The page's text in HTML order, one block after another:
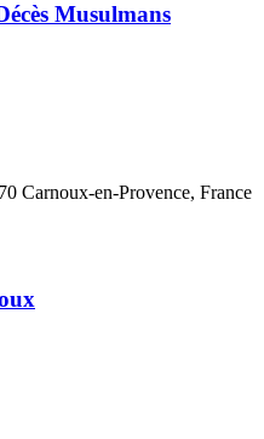
Musulmans
Carnoux-en-Provence, France